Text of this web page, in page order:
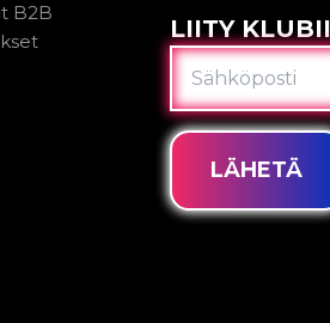
B2B
LIITY
SÄHKÖPOSTI
LÄHETÄ